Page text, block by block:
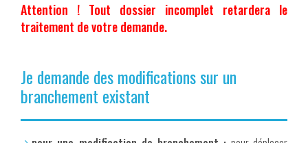
Attention ! Tout dossier incomplet retardera le
traitement de votre demande.
Je demande des modifications sur un
branchement existant